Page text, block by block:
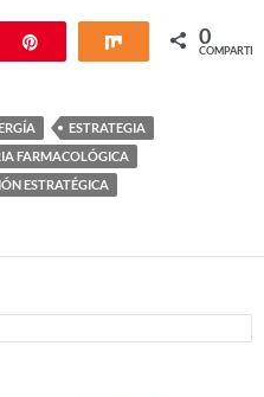
Compartir
0
COMPARTIR
ESTRATEGIA
FARMACOLÓGICA
ESTRATÉGICA